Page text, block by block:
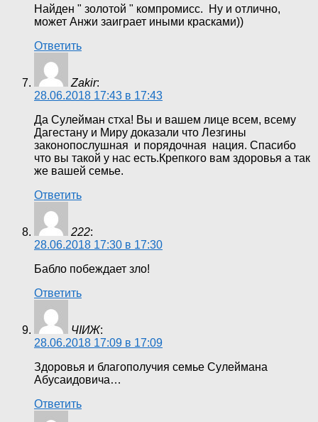
Найден " золотой " компромисс. Ну и отлично,
может Анжи заиграет иными красками))
Ответить
Zakir:
28.06.2018 17:43 в 17:43
Да Сулейман стха! Вы и вашем лице всем, всему
Дагестану и Миру доказали что Лезгины
законопослушная и порядочная нация. Спасибо
что вы такой у нас есть.Крепкого вам здоровья а так
же вашей семье.
Ответить
222:
28.06.2018 17:30 в 17:30
Бабло побеждает зло!
Ответить
ЧIИЖ:
28.06.2018 17:09 в 17:09
Здоровья и благополучия семье Сулеймана
Абусаидовича…
Ответить